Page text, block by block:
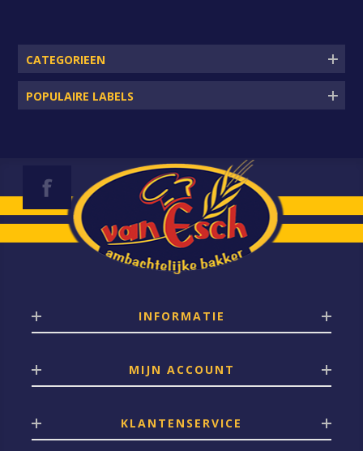
CATEGORIEEN
POPULAIRE LABELS
INFORMATIE
MIJN ACCOUNT
KLANTENSERVICE